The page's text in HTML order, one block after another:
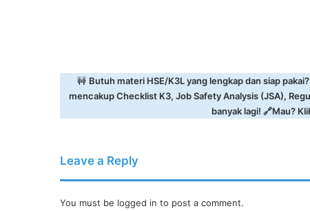
🚧 Butuh materi HSE/K3L yang lengkap dan siap
mencakup Checklist K3, Job Safety Analysis (JSA),
banyak lagi! 🔗Mau?
Leave a Reply
You must be logged in to post a comment.